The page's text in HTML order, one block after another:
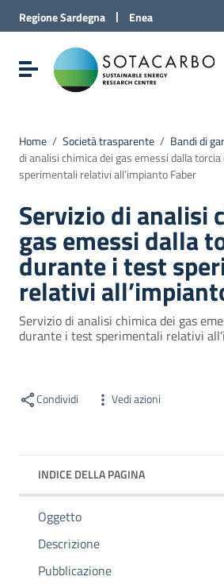
Vai al Contenuto
Vai alla navigazione del sito
Vai al Footer
RegioneSardegna | Enea
Visualizza/nascondi menu di
Home / Società trasparente / Bandi di
di analisi chimica dei gas emessi dalla
sperimentali relativi all’impianto Faber
Servizio di analisi
gas emessi dalla
durante i test
relativi
Servizio di analisi chimica dei gas
durante i test sperimentali relativi
Condividi Vedi azioni
INDICE DELLA PAGINA
Oggetto
Descrizione
Pubblicazione